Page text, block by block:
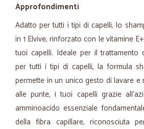
Approfondimenti
Adatto per tutti i tipi di capelli, lo
in 1 Elvive, rinforzato con le vitamine
tuoi capelli. Ideale per il trattamento
per tutti i tipi di capelli, la formula
permette in un unico gesto di lavare e
alle punte, i tuoi capelli grazie
amminoacido essenziale
della fibra capillare, riconosciuta